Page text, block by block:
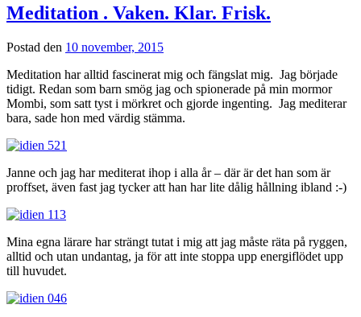
Meditation . Vaken. Klar. Frisk.
Postad den 10 november, 2015
Meditation har alltid fascinerat mig och fängslat mig. Jag började
tidigt. Redan som barn smög jag och spionerade på min mormor
Mombi, som satt tyst i mörkret och gjorde ingenting. Jag mediterar
bara, sade hon med värdig stämma.
Janne och jag har mediterat ihop i alla år – där är det han som är
proffset, även fast jag tycker att han har lite dålig hållning ibland :-)
Mina egna lärare har strängt tutat i mig att jag måste räta på ryggen,
alltid och utan undantag, ja för att inte stoppa upp energiflödet upp
till huvudet.